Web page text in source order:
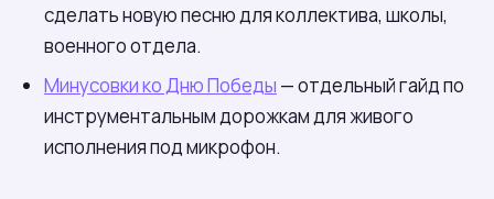
сделать новую песню для коллектива, школы,
военного отдела.
Минусовки ко Дню Победы — отдельный гайд по
инструментальным дорожкам для живого
исполнения под микрофон.